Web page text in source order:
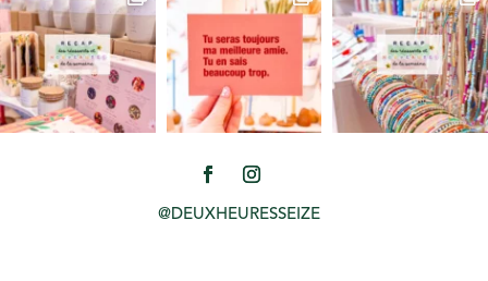
@DEUXHEURESSEIZE